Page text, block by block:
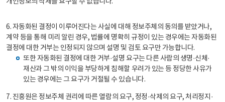
개인정보의 삭제를 요구할 수 없습니다.
6. 자동화된 결정이 이루어진다는 사실에 대해 정보주체의 동의를 받았거나,
계약 등을 통해 미리 알린 경우, 법률에 명확히 규정이 있는 경우에는 자동화된
결정에 대한 거부는 인정되지 않으며 설명 및 검토 요구만 가능합니다.
또한 자동화된 결정에 대한 거부·설명 요구는 다른 사람의 생명·신체·
재산과 그 밖의 이익을 부당하게 침해할 우려가 있는 등 정당한 사유가
있는 경우에는 그 요구가 거절될 수 있습니다.
7. 진흥원은 정보주체 권리에 따른 열람의 요구, 정정·삭제의 요구, 처리정지·